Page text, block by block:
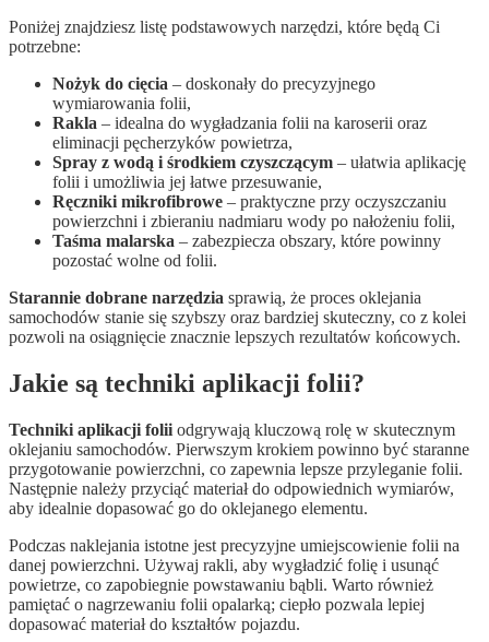
Poniżej znajdziesz listę podstawowych narzędzi, które będą Ci
potrzebne:
Nożyk do cięcia – doskonały do precyzyjnego
wymiarowania folii,
Rakla – idealna do wygładzania folii na karoserii oraz
eliminacji pęcherzyków powietrza,
Spray z wodą i środkiem czyszczącym – ułatwia aplikację
folii i umożliwia jej łatwe przesuwanie,
Ręczniki mikrofibrowe – praktyczne przy oczyszczaniu
powierzchni i zbieraniu nadmiaru wody po nałożeniu folii,
Taśma malarska – zabezpiecza obszary, które powinny
pozostać wolne od folii.
Starannie dobrane narzędzia sprawią, że proces oklejania
samochodów stanie się szybszy oraz bardziej skuteczny, co z kolei
pozwoli na osiągnięcie znacznie lepszych rezultatów końcowych.
Jakie są techniki aplikacji folii?
Techniki aplikacji folii odgrywają kluczową rolę w skutecznym
oklejaniu samochodów. Pierwszym krokiem powinno być staranne
przygotowanie powierzchni, co zapewnia lepsze przyleganie folii.
Następnie należy przyciąć materiał do odpowiednich wymiarów,
aby idealnie dopasować go do oklejanego elementu.
Podczas naklejania istotne jest precyzyjne umiejscowienie folii na
danej powierzchni. Używaj rakli, aby wygładzić folię i usunąć
powietrze, co zapobiegnie powstawaniu bąbli. Warto również
pamiętać o nagrzewaniu folii opalarką; ciepło pozwala lepiej
dopasować materiał do kształtów pojazdu.